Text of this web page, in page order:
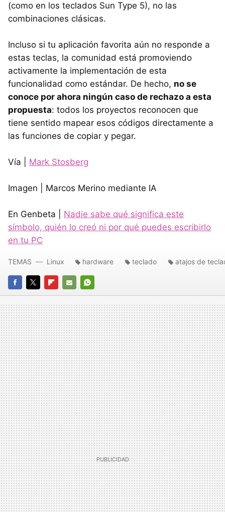
(como en los teclados Sun Type 5), no las
combinaciones clásicas.
Incluso si tu aplicación favorita aún no responde a
estas teclas, la comunidad está promoviendo
activamente la implementación de esta
funcionalidad como estándar. De hecho, no se
conoce por ahora ningún caso de rechazo a esta
propuesta: todos los proyectos reconocen que
tiene sentido mapear esos códigos directamente a
las funciones de copiar y pegar.
Vía | Mark Stosberg
Imagen | Marcos Merino mediante IA
En Genbeta | Nadie sabe qué significa este
símbolo, quién lo creó ni por qué puedes escribirlo
en tu PC
FACEBOOK
TWITTERFLIPBOARD
E-
MAIL
WHATSAPP
TEMAS Linux hardware teclado atajos de